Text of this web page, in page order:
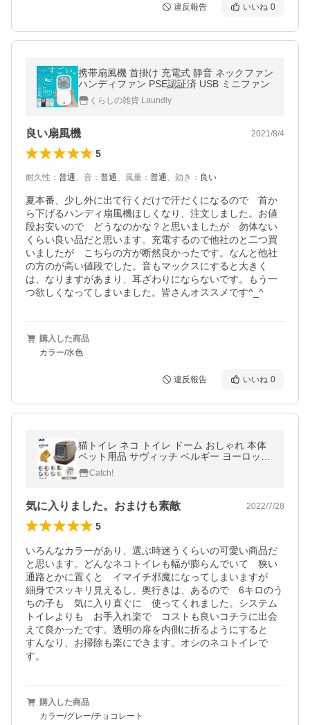
違反報告 いいね 0
携帯扇風機 首掛け 充電式 静音 ネックファン
ハンディファン PSE認証済 USB ミニファン
くらしの雑貨 Laundly
良い扇風機 2021/8/4
5
耐久性 ： 普通、 音 ： 普通、 風量 ： 普通、 効き ： 良い
夏本番、少し外に出て行くだけで汗だくになるので　首か
ら下げるハンディ扇風機ほしくなり、注文しました。お値
段お安いので　どうなのかな？と思いましたが　勿体ない
くらい良い品だと思います。充電するので他社のと二つ買
いましたが　こちらの方が断然良かったです。なんと他社
の方のが高い値段でした。音もマックスにすると大きく
は、なりますがあまり、耳ざわりにならないです。もう一
つ欲しくなってしまいました。皆さんオススメです^_^
購入した商品
カラー/水色
違反報告 いいね 0
猫トイレ ネコ トイレ ドーム おしゃれ 本体
ペット用品 サヴィッチ ベルギー ヨーロッパ
EU ( SAVIC ネスター )
Catch!
気に入りました。おまけも素敵 2022/7/28
5
いろんなカラーがあり、選ぶ時迷うくらいの可愛い商品だ
と思います。どんなネコトイレも幅が膨らんでいて　狭い
通路とかに置くと　イマイチ邪魔になってしまいますが
細身でスッキリ見えるし、奥行きは、あるので　6キロのう
ちの子も　気に入り直ぐに　使ってくれました。システム
トイレよりも　お手入れ楽で　コストも良いコチラに出会
えて良かったです。透明の扉を内側に折るようにすると
すんなり、お掃除も楽にできます。オシのネコトイレで
す。
購入した商品
カラー/グレー/チョコレート